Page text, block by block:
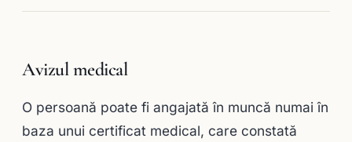
Avizul medical
O persoană poate fi angajată în muncă numai în
baza unui certificat medical, care constată